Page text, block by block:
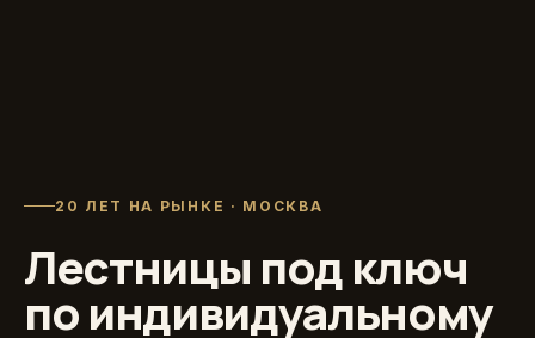
20 ЛЕТ НА РЫНКЕ · МОСКВА
Лестницы под ключ
по индивидуальному